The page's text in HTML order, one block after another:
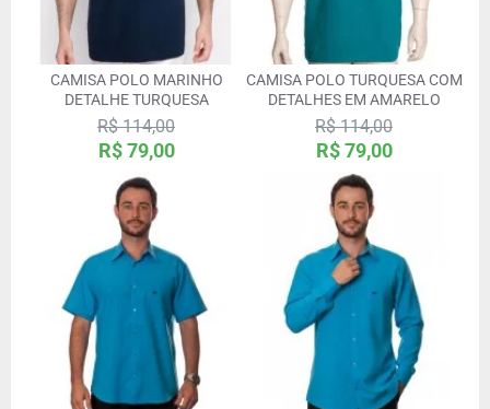
CAMISA POLO MARINHO
DETALHE TURQUESA
R$ 79,00
R$ 114,00
CAMISA POLO TURQUESA COM
DETALHES EM AMARELO
R$ 79,00
R$ 114,00